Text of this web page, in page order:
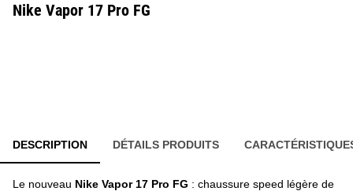
Nike Vapor 17 Pro FG
DESCRIPTION DÉTAILS PRODUITS
Le nouveau Nike Vapor 17 Pro FG : chaussure speed légère de